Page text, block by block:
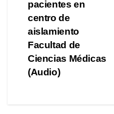
o
o
k
entradas
pacientes en
centro de
aislamiento
Facultad de
Ciencias Médicas
(Audio)